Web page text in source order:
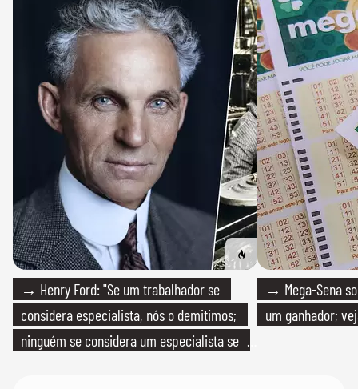
→ Henry Ford: "Se um trabalhador se
considera especialista, nós o demitimos;
ninguém se considera um especialista se
→ Mega-Sena
um ganhador;